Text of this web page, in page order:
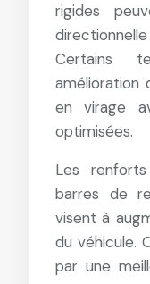
rigides
Certains
amélioration
en virage
optimisées.
Les
barres de
visent à
du véhicule.
par une